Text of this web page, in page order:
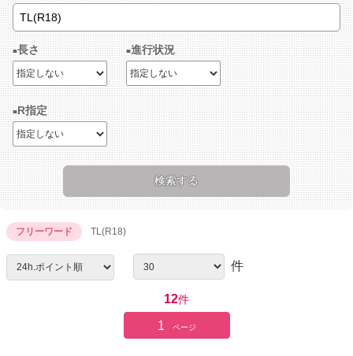
長さ 進行状況
R指定
フリーワード TL(R18)
件
12件
1 ページ